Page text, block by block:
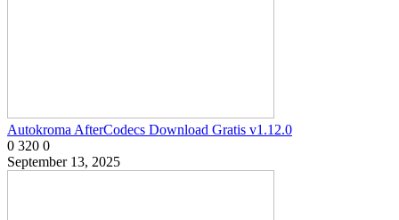
Autokroma AfterCodecs Download Gratis v1.12.0
0 320 0
September 13, 2025